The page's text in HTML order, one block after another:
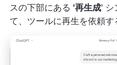
スの下部にある '再生成' シ
て、ツールに再生を依頼す